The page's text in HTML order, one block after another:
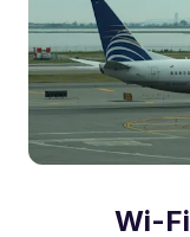
هل يوفر مطار ميلانو خدمة Wi-Fi